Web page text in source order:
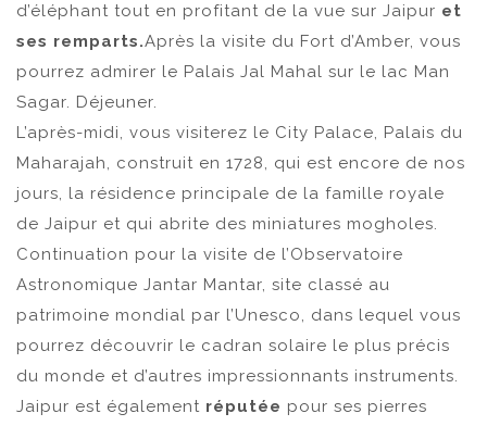
d’éléphant tout en profitant de la vue sur Jaipur et
ses remparts.Après la visite du Fort d’Amber, vous
pourrez admirer le Palais Jal Mahal sur le lac Man
Sagar. Déjeuner.
L’après-midi, vous visiterez le City Palace, Palais du
Maharajah, construit en 1728, qui est encore de nos
jours, la résidence principale de la famille royale
de Jaipur et qui abrite des miniatures mogholes.
Continuation pour la visite de l’Observatoire
Astronomique Jantar Mantar, site classé au
patrimoine mondial par l’Unesco, dans lequel vous
pourrez découvrir le cadran solaire le plus précis
du monde et d’autres impressionnants instruments.
Jaipur est également réputée pour ses pierres